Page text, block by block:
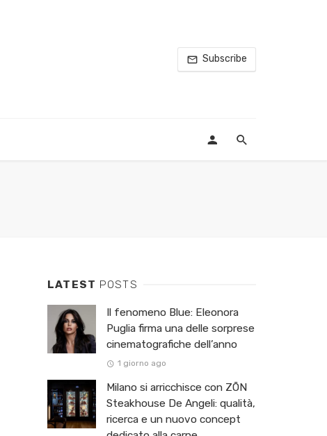
Subscribe
LATEST POSTS
Il fenomeno Blue: Eleonora
Puglia firma una delle sorprese
cinematografiche dell’anno
1 giorno ago
Milano si arricchisce con ZŌN
Steakhouse De Angeli: qualità,
ricerca e un nuovo concept